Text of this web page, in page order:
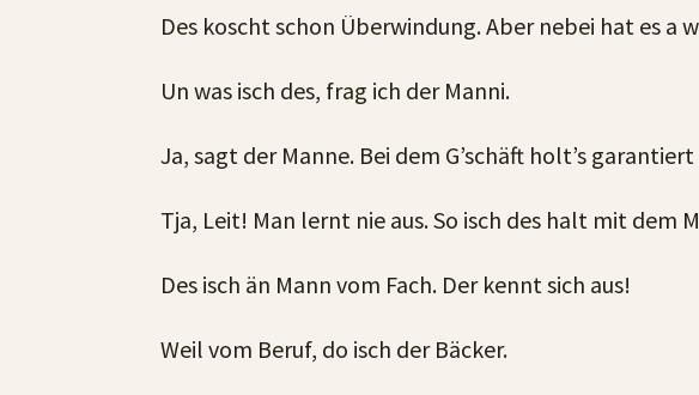
Des koscht schon Überwindung. Aber nebei hat es a
Un was isch des, frag ich der Manni.
Ja, sagt der Manne. Bei dem G’schäft holt’s
Tja, Leit! Man lernt nie aus. So isch des halt mit dem
Des isch än Mann vom Fach. Der kennt sich aus!
Weil vom Beruf, do isch der Bäcker.